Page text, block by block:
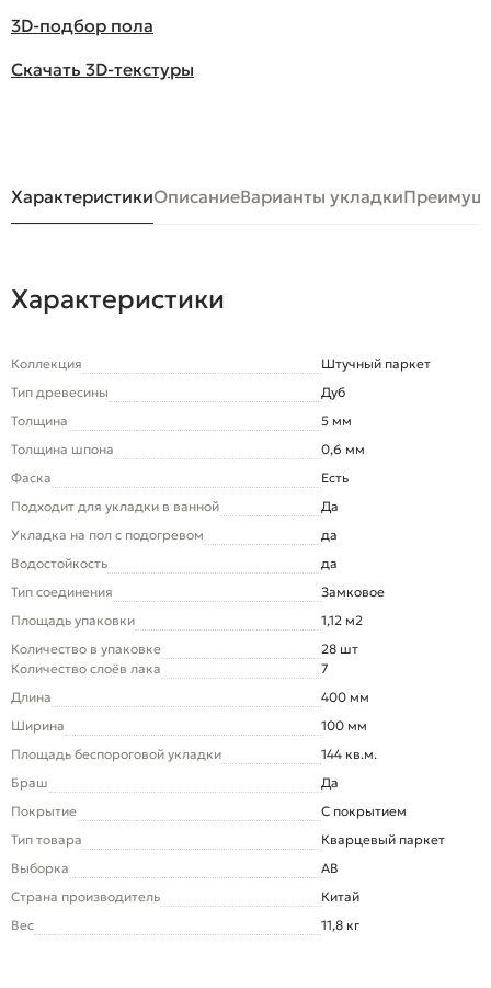
3D-подбор пола
Скачать 3D-текстуры
ХарактеристикиОписаниеВарианты укладки
Характеристики
Коллекция
Штучный паркет
Тип древесины
Дуб
Толщина
5 мм
Толщина шпона
0,6 мм
Фаска
Есть
Подходит для укладки в ванной
Да
Укладка на пол c подогревом
да
Водостойкость
да
Тип соединения
Замковое
Площадь упаковки
1,12 м2
Количество в упаковке
28 шт
Количество слоёв лака
7
Длина
400 мм
Ширина
100 мм
Площадь беспороговой укладки
144 кв.м.
Браш
Да
Покрытие
С покрытием
Тип товара
Кварцевый паркет
Выборка
AB
Страна производитель
Китай
Вес
11,8 кг